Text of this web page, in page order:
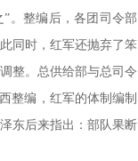
。整编后，各团司令部
同时，红军还抛弃了笨
整。总供给部与总司令
整编，红军的体制编制
东后来指出：部队果断